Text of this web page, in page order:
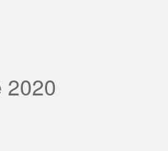
2020